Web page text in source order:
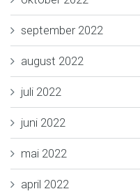
september 2022
august 2022
juli 2022
juni 2022
mai 2022
april 2022